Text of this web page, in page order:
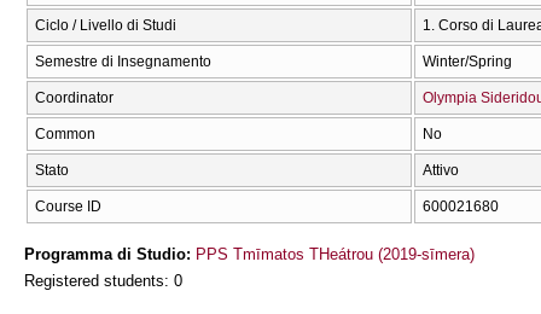
Ciclo / Livello di Studi 1. Corso di
Semestre di Insegnamento Winter/Spring
Coordinator Olympia
Common No
Stato Attivo
Course ID 600021680
Programma di Studio: PPS Tmīmatos THeátrou (2019-sīmera)
Registered students: 0